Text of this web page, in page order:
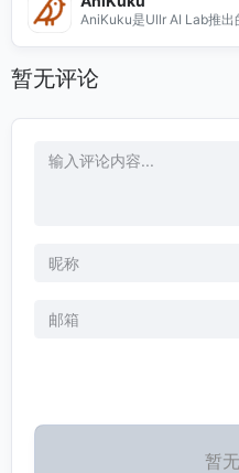
AniKuku是Ullr AI Lab推出
暂无评论
暂